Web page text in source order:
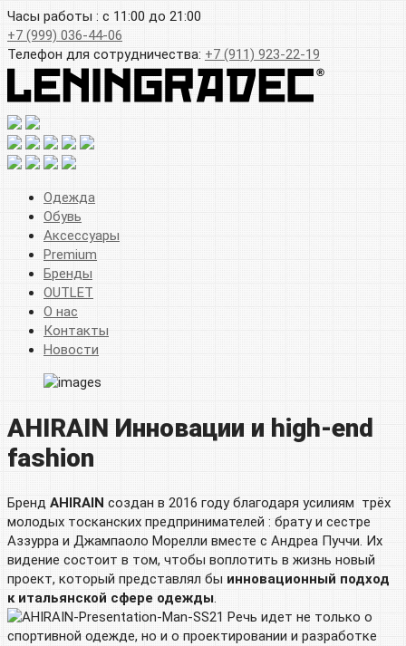
Часы работы : с 11:00 до 21:00
+7 (999) 036-44-06
Телефон для сотрудничества: +7 (911) 923-22-19
Одежда
Обувь
Аксессуары
Premium
Бренды
OUTLET
О нас
Контакты
Новости
AHIRAIN Инновации и high-end
fashion
Бренд AHIRAIN создан в 2016 году благодаря усилиям трёх
молодых тосканских предпринимателей : брату и сестре
Аззурра и Джампаоло Морелли вместе с Андреа Пуччи. Их
видение состоит в том, чтобы воплотить в жизнь новый
проект, который представлял бы инновационный подход
к итальянской сфере одежды.
Речь идет не только о
спортивной одежде, но и о проектировании и разработке